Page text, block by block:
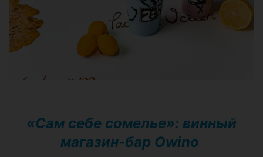
«Сам себе сомелье»: винный
магазин-бар Owino